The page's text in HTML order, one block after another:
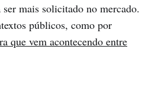
ser mais solicitado no mercado.
públicos, como por
que vem acontecendo entre